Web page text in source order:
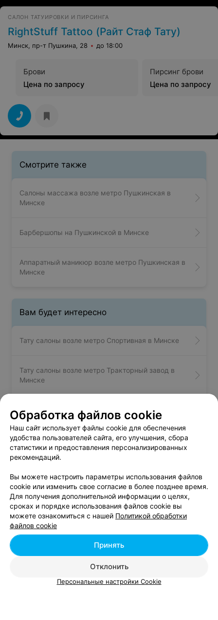
САЛОН ТАТУИРОВКИ И ПИРСИНГА
RightStuff Tattoo (Райт Стаф Тату)
Минск, пр-т Пушкина, 28 до 18:00
Брови
Цена по запросу
Пирсинг брови
Цена по запросу
Смотрите также
Салоны массажа возле метро Пушкинская в
Минске
Барбершопы на Пушкинской в Минске
Аппаратный маникюр возле метро Пушкинская в
Минске
Вам будет интересно
Тату салоны возле метро Спортивная в Минске
Тату салоны возле метро Тракторный завод в
Минске
Тату салоны возле метро Уручье в Минске
Добавить компанию
Обработка файлов cookie
Наш сайт использует файлы cookie для обеспечения
удобства пользователей сайта, его улучшения, сбора
статистики и предоставления персонализированных
рекомендаций.
Вы можете настроить параметры использования файлов
cookie или изменить свое согласие в более позднее время.
Для получения дополнительной информации о целях,
сроках и порядке использования файлов cookie вы
можете ознакомиться с нашей Политикой обработки
файлов cookie
Отклонить
Принять
Персональные настройки Cookie